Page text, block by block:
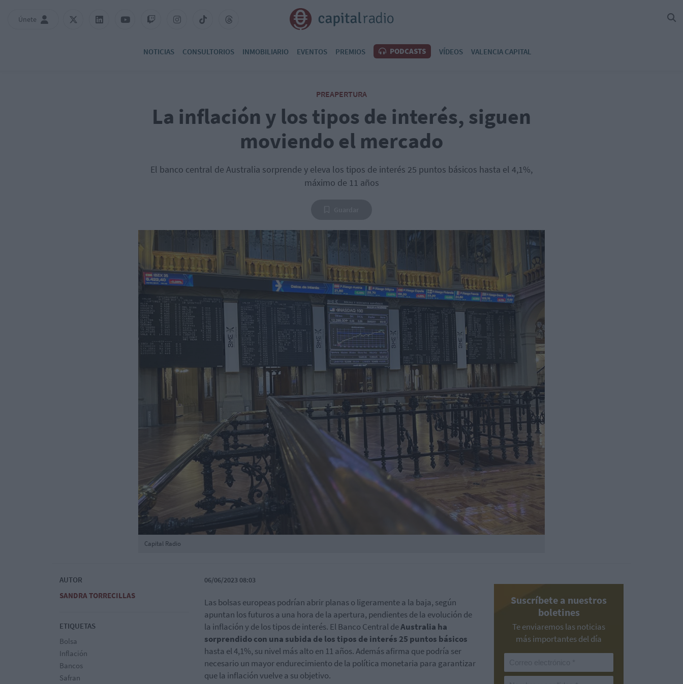
Únete
NOTICIAS CONSULTORIOS INMOBILIARIO EVENTOS PREMIOS PODCASTS VÍDEOS VALENCIA CAPITAL
PREAPERTURA
La inflación y los tipos de interés, siguen
moviendo el mercado
El banco central de Australia sorprende y eleva los tipos de interés 25 puntos básicos hasta el 4,1%,
máximo de 11 años
Capital Radio
AUTOR
SANDRA TORRECILLAS
ETIQUETAS
Bolsa
Inflación
Bancos
Safran
06/06/2023 08:03
Las bolsas europeas podrían abrir planas o ligeramente a la baja, según
apuntan los futuros a una hora de la apertura, pendientes de la evolución de
la inflación y de los tipos de interés. El Banco Central deAustralia ha
sorprendido con una subida de los tipos de interés 25 puntos básicos
hasta el 4,1%, su nivel más alto en 11 años. Además afirma que podría ser
necesario un mayor endurecimiento de la política monetaria para garantizar
que la inflación vuelve a su objetivo.
Suscríbete a nuestros
boletines
Te enviaremos las noticias
más importantes del día